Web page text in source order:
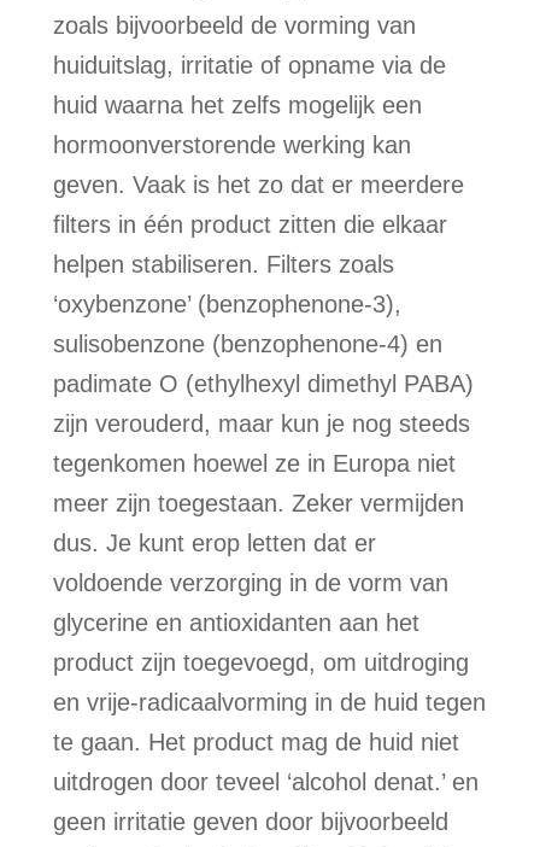
zoals bijvoorbeeld de vorming van
huiduitslag, irritatie of opname via de
huid waarna het zelfs mogelijk een
hormoonverstorende werking kan
geven. Vaak is het zo dat er meerdere
filters in één product zitten die elkaar
helpen stabiliseren. Filters zoals
‘oxybenzone’ (benzophenone-3),
sulisobenzone (benzophenone-4) en
padimate O (ethylhexyl dimethyl PABA)
zijn verouderd, maar kun je nog steeds
tegenkomen hoewel ze in Europa niet
meer zijn toegestaan. Zeker vermijden
dus. Je kunt erop letten dat er
voldoende verzorging in de vorm van
glycerine en antioxidanten aan het
product zijn toegevoegd, om uitdroging
en vrije-radicaalvorming in de huid tegen
te gaan. Het product mag de huid niet
uitdrogen door teveel ‘alcohol denat.’ en
geen irritatie geven door bijvoorbeeld